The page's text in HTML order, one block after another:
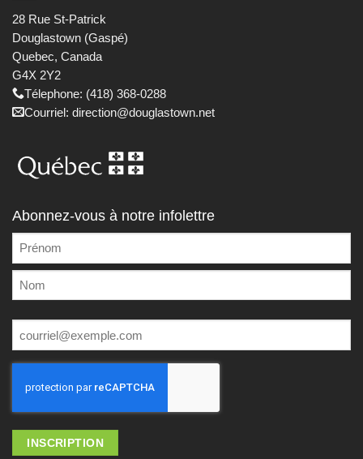
28 Rue St-Patrick
Douglastown (Gaspé)
Quebec, Canada
G4X 2Y2
Télephone: (418) 368-0288
Courriel: direction@douglastown.net
Abonnez-vous à notre infolettre
NOM
COMPLET
(NÉCESSAIRE)
Courriel
(Nécessaire)